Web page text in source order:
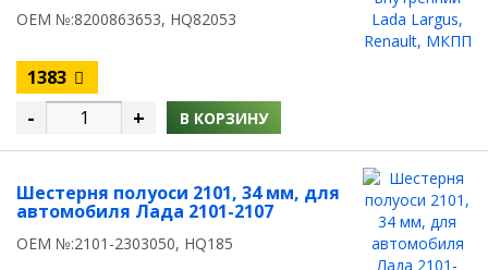
OEM №:8200863653, HQ82053
1383
- + В КОРЗИНУ
Шестерня полуоси 2101, 34 мм, для
автомобиля Лада 2101-2107
OEM №:2101-2303050, HQ185